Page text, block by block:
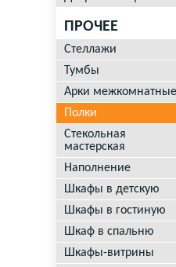
ПРОЧЕЕ
Стеллажи
Тумбы
Арки межкомнатные
Полки
Стекольная
мастерская
Наполнение
Шкафы в детскую
Шкафы в гостиную
Шкаф в спальню
Шкафы-витрины